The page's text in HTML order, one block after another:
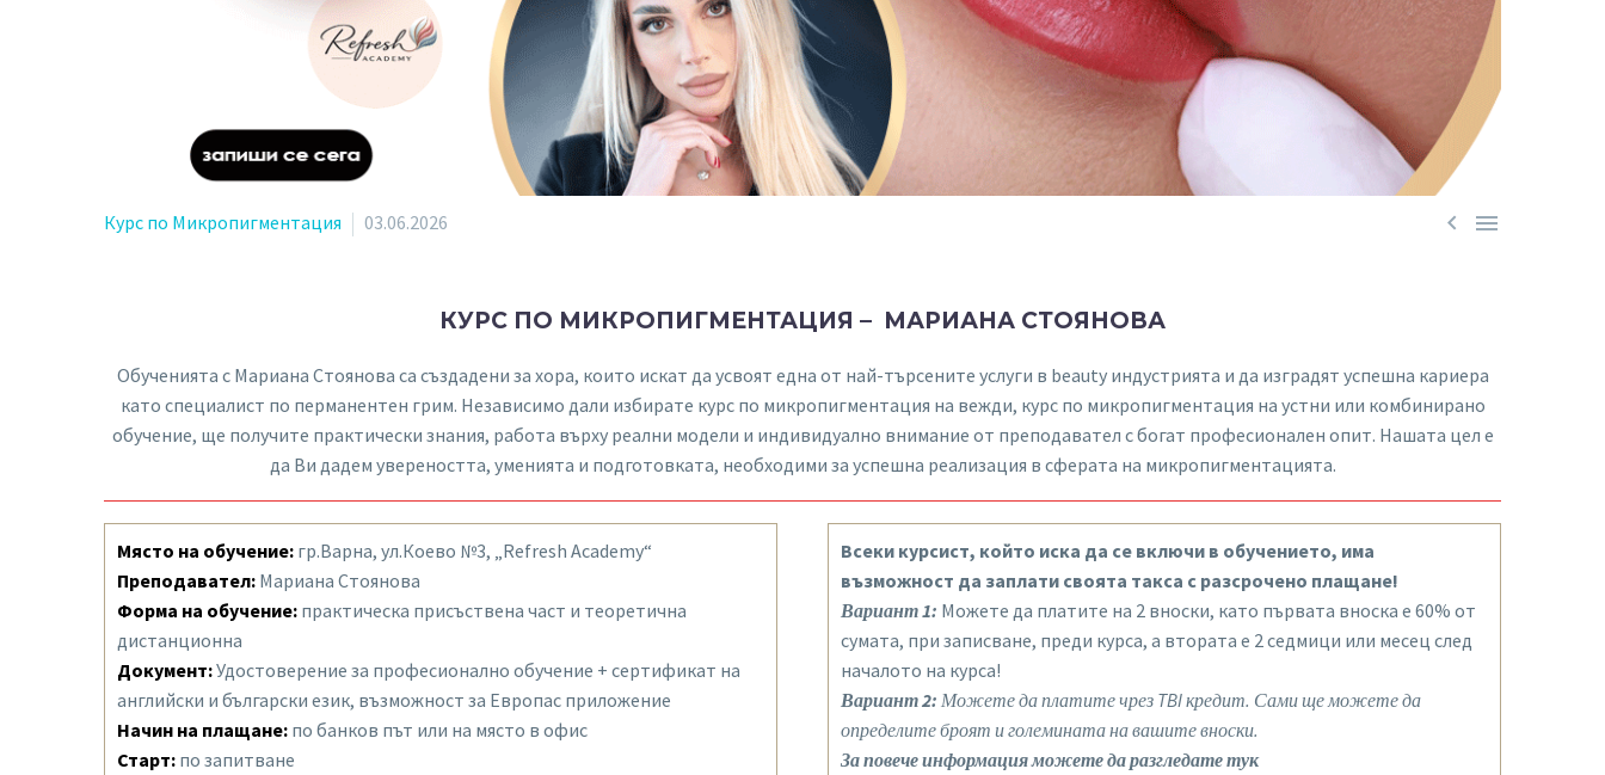
 
Курс по Микропигментация 03.06.2026
КУРС ПО МИКРОПИГМЕНТАЦИЯ – МАРИАНА СТОЯНОВА
Обученията с Мариана Стоянова са създадени за хора, които искат да усвоят една от най-търсените услуги в beauty индустрията и да изградят успешна кариера
като специалист по перманентен грим. Независимо дали избирате курс по микропигментация на вежди, курс по микропигментация на устни или комбинирано
обучение, ще получите практически знания, работа върху реални модели и индивидуално внимание от преподавател с богат професионален опит. Нашата цел е
да Ви дадем увереността, уменията и подготовката, необходими за успешна реализация в сферата на микропигментацията.
Място на обучение: гр.Варна, ул.Коево №3, „Refresh Academy“
Преподавател: Мариана Стоянова
Форма на обучение: практическа присъствена част и теоретична
дистанционна
Документ:Удостоверение за професионално обучение + сертификат на
английски и български език, възможност за Европас приложение
Начин на плащане: по банков път или на място в офис
Старт: по запитване
Всеки курсист, който иска да се включи в обучението, има
възможност да заплати своята такса с разсрочено плащане!
Вариант 1: Можете да платите на 2 вноски, като първата вноска е 60% от
сумата, при записване, преди курса, а втората е 2 седмици или месец след
началото на курса!
Вариант 2: Можете да платите чрез TBI кредит. Сами ще можете да
определите броят и големината на вашите вноски.
За повече информация можете да разгледате тук